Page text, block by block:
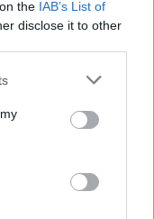
the IAB’s List of
disclose it to other
dviejų moterų ir
00:00:59
aplinkkelis: